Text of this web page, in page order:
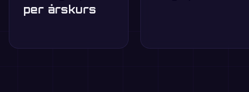
per årskurs